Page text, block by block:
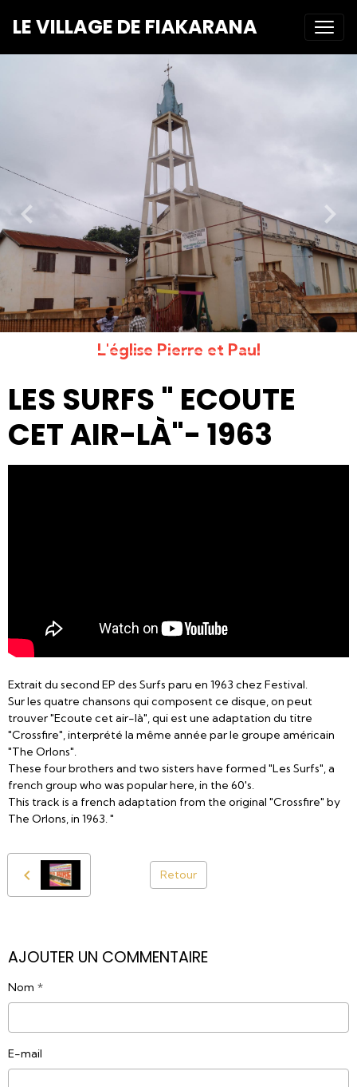
LE VILLAGE DE FIAKARANA
L'église Pierre et Paul
LES SURFS " ECOUTE
CET AIR-LÀ"- 1963
Extrait du second EP des Surfs paru en 1963 chez Festival.
Sur les quatre chansons qui composent ce disque, on peut
trouver "Ecoute cet air-là", qui est une adaptation du titre
"Crossfire", interprété la même année par le groupe américain
"The Orlons".
These four brothers and two sisters have formed "Les Surfs", a
french group who was popular here, in the 60's.
This track is a french adaptation from the original "Crossfire" by
The Orlons, in 1963. "
Retour
AJOUTER UN COMMENTAIRE
Nom
E-mail